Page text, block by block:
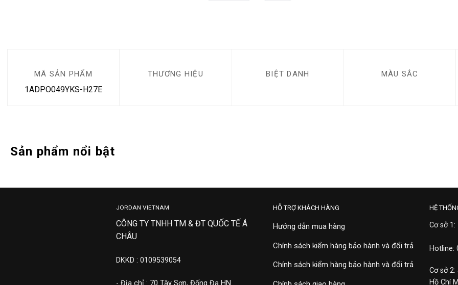
MÃ SẢN PHẨM
1ADPO049YKS-H27E
THƯƠNG HIỆU BIỆT DANH MÀU SẮC
Sản phẩm nổi bật
JORDAN VIETNAM
CÔNG TY TNHH TM & ĐT QUỐC TẾ Á
CHÂU
DKKD : 0109539054
HỖ TRỢ KHÁCH HÀNG
Hướng dẫn mua hàng
Chính sách kiểm hàng bảo hành và đổi trả
Chính sách kiểm hàng bảo hành và đổi trả
HỆ
Cơ sở
Hotline:
Cơ sở
Hồ Chí